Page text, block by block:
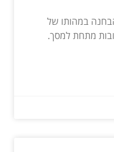
במהותו של
מתחת למסך.